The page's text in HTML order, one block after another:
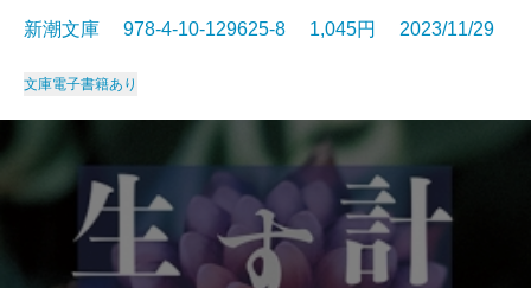
新潮文庫 978-4-10-129625-8 1,045円 2023/11/29
文庫電子書籍あり